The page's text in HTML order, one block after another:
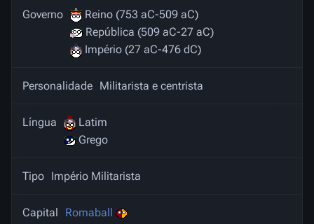
Governo
Reino (753 aC-509 aC)
República (509 aC-27 aC)
Império (27 aC-476 dC)
Personalidade Militarista e centrista
Língua
Latim
Grego
Tipo Império Militarista
Capital Romaball